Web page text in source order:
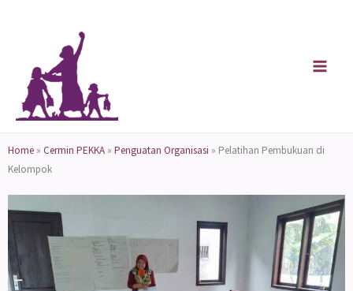
Home » Cermin PEKKA » Penguatan Organisasi » Pelatihan Pembukuan di
Kelompok